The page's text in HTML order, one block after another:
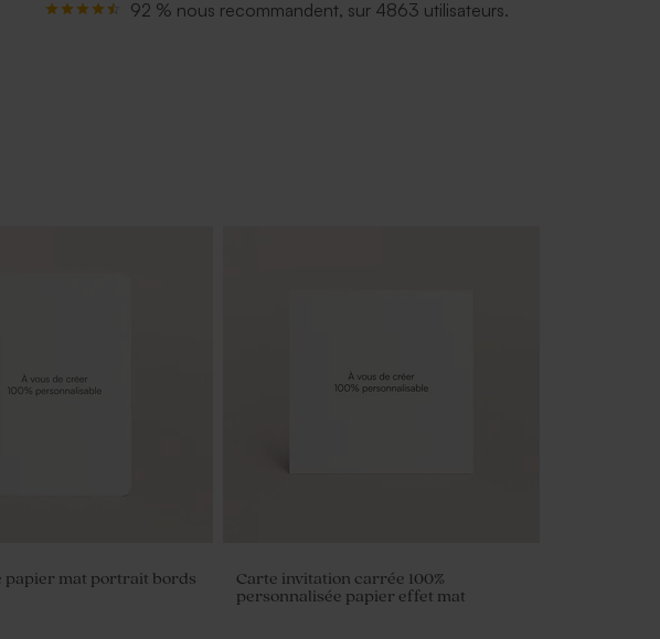
92 % nous recommandent, sur 4863 utilisateurs.
papier mat portrait bords
Carte invitation carrée 100%
personnalisée papier effet mat